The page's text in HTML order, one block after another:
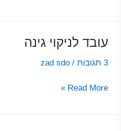
בשטח
מ"ר
עובד לניקוי גינה
3 תגובות /
zad sdo
עובד
גינה
Read More »